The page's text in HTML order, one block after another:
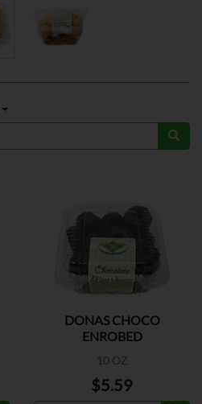
DONAS CHOCO
ENROBED
10 OZ
$5.59